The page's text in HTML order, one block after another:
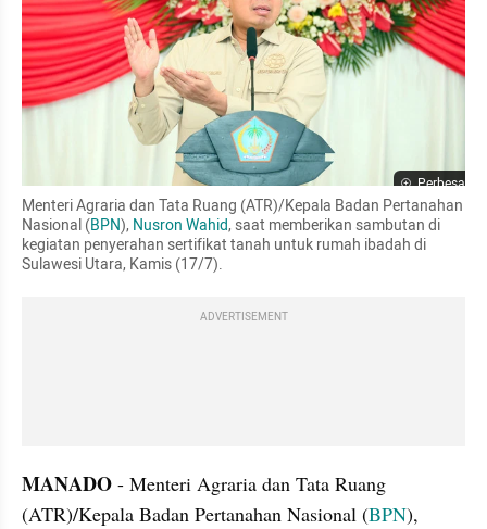
Perbesar
Menteri Agraria dan Tata Ruang (ATR)/Kepala Badan Pertanahan
Nasional (BPN), Nusron Wahid, saat memberikan sambutan di
kegiatan penyerahan sertifikat tanah untuk rumah ibadah di
Sulawesi Utara, Kamis (17/7).
ADVERTISEMENT
MANADO - Menteri Agraria dan Tata Ruang
(ATR)/Kepala Badan Pertanahan Nasional (BPN